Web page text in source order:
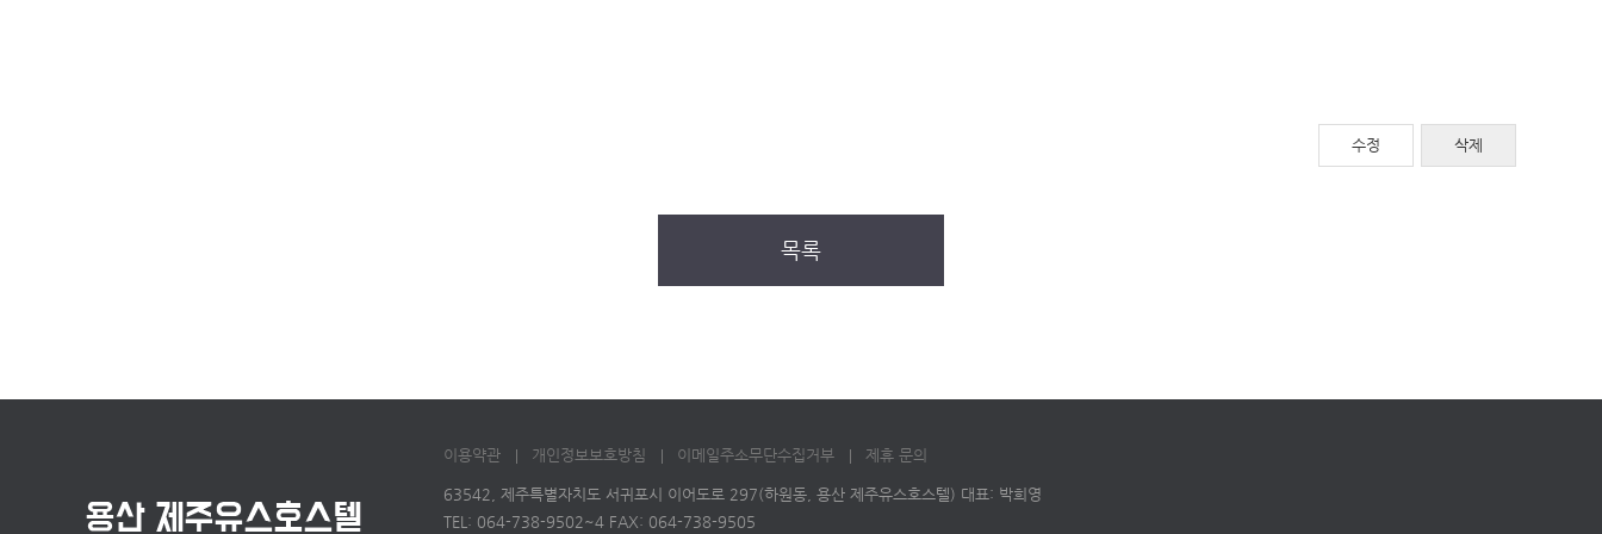
수정 삭제
목록
이용약관 개인정보보호방침 이메일주소무단수집거부 제휴 문의
63542, 제주특별자치도 서귀포시 이어도로 297(하원동, 용산 제주유스호스텔) 대표: 박희영
TEL: 064-738-9502~4 FAX: 064-738-9505